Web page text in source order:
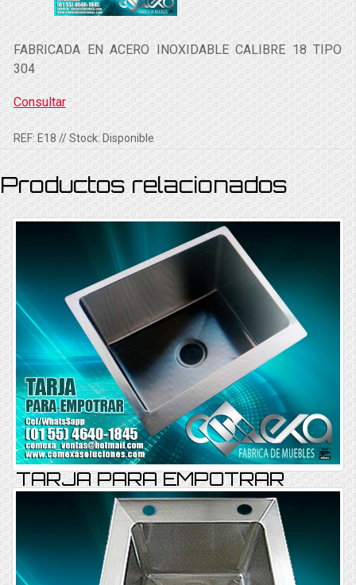
FABRICADA EN ACERO INOXIDABLE CALIBRE 18 TIPO
304
Consultar
REF: E18 // Stock:Disponible
Productos relacionados
TARJA PARA EMPOTRAR
TARJAEMP-REF-E14
Consultar